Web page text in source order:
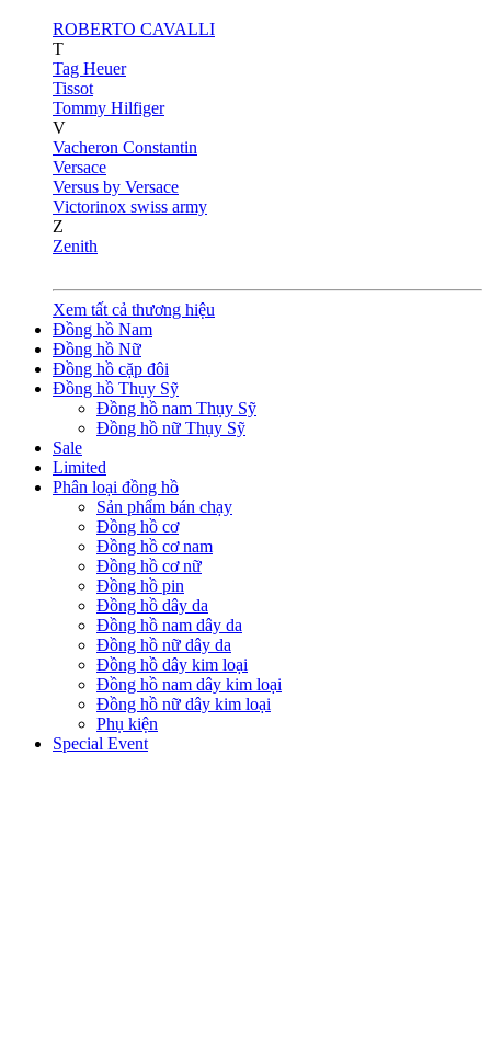
ROBERTO CAVALLI
T
Tag Heuer
Tissot
Tommy Hilfiger
V
Vacheron Constantin
Versace
Versus by Versace
Victorinox swiss army
Z
Zenith
Xem tất cả thương hiệu
Đồng hồ Nam
Đồng hồ Nữ
Đồng hồ cặp đôi
Đồng hồ Thụy Sỹ
Đồng hồ nam Thụy Sỹ
Đồng hồ nữ Thụy Sỹ
Sale
Limited
Phân loại đồng hồ
Sản phẩm bán chạy
Đồng hồ cơ
Đồng hồ cơ nam
Đồng hồ cơ nữ
Đồng hồ pin
Đồng hồ dây da
Đồng hồ nam dây da
Đồng hồ nữ dây da
Đồng hồ dây kim loại
Đồng hồ nam dây kim loại
Đồng hồ nữ dây kim loại
Phụ kiện
Special Event